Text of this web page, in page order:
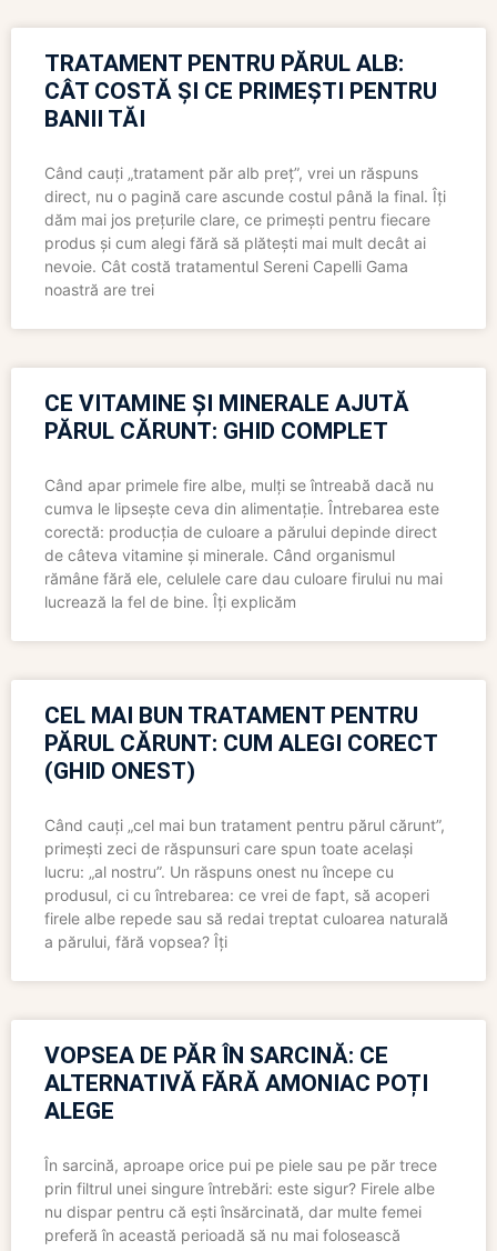
TRATAMENT PENTRU PĂRUL ALB:
CÂT COSTĂ ȘI CE PRIMEȘTI PENTRU
BANII TĂI
Când cauți „tratament păr alb preț”, vrei un răspuns
direct, nu o pagină care ascunde costul până la final. Îți
dăm mai jos prețurile clare, ce primești pentru fiecare
produs și cum alegi fără să plătești mai mult decât ai
nevoie. Cât costă tratamentul Sereni Capelli Gama
noastră are trei
CE VITAMINE ȘI MINERALE AJUTĂ
PĂRUL CĂRUNT: GHID COMPLET
Când apar primele fire albe, mulți se întreabă dacă nu
cumva le lipsește ceva din alimentație. Întrebarea este
corectă: producția de culoare a părului depinde direct
de câteva vitamine și minerale. Când organismul
rămâne fără ele, celulele care dau culoare firului nu mai
lucrează la fel de bine. Îți explicăm
CEL MAI BUN TRATAMENT PENTRU
PĂRUL CĂRUNT: CUM ALEGI CORECT
(GHID ONEST)
Când cauți „cel mai bun tratament pentru părul cărunt”,
primești zeci de răspunsuri care spun toate același
lucru: „al nostru”. Un răspuns onest nu începe cu
produsul, ci cu întrebarea: ce vrei de fapt, să acoperi
firele albe repede sau să redai treptat culoarea naturală
a părului, fără vopsea? Îți
VOPSEA DE PĂR ÎN SARCINĂ: CE
ALTERNATIVĂ FĂRĂ AMONIAC POȚI
ALEGE
În sarcină, aproape orice pui pe piele sau pe păr trece
prin filtrul unei singure întrebări: este sigur? Firele albe
nu dispar pentru că ești însărcinată, dar multe femei
preferă în această perioadă să nu mai folosească